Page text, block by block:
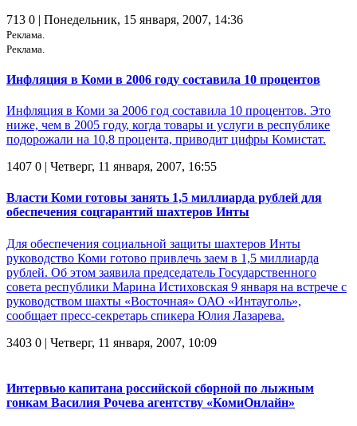
713 0 | Понедельник, 15 января, 2007, 14:36
Реклама.
Реклама.
Инфляция в Коми в 2006 году составила 10 процентов
Инфляция в Коми за 2006 год составила 10 процентов. Это
ниже, чем в 2005 году, когда товары и услуги в республике
подорожали на 10,8 процента, приводит цифры Комистат.
1407 0 | Четверг, 11 января, 2007, 16:55
Власти Коми готовы занять 1,5 миллиарда рублей для
обеспечения соцгарантий шахтеров Инты
Для обеспечения социальной защиты шахтеров Инты
руководство Коми готово привлечь заем в 1,5 миллиарда
рублей. Об этом заявила председатель Государственного
совета республики Марина Истиховская 9 января на встрече с
руководством шахты «Восточная» ОАО «Интауголь»,
сообщает пресс-секретарь спикера Юлия Лазарева.
3403 0 | Четверг, 11 января, 2007, 10:09
Интервью капитана российской сборной по лыжным
гонкам Василия Рочева агентству «КомиОнлайн»